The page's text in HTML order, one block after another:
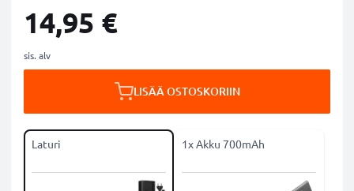
14,95 €
sis. alv
LISÄÄ OSTOSKORIIN
Laturi 1x Akku 700mAh